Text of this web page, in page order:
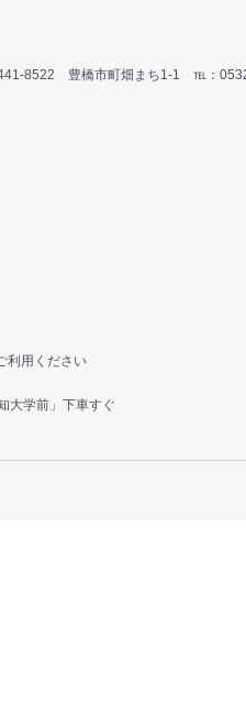
8522 豊橋市町畑まち1-1 ℡：
利用ください
大学前」下車すぐ